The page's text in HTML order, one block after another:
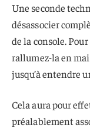
Une seconde
désassocier
de la console.
rallumez-la en
jusqu’à entendre
Cela aura pour
préalablement